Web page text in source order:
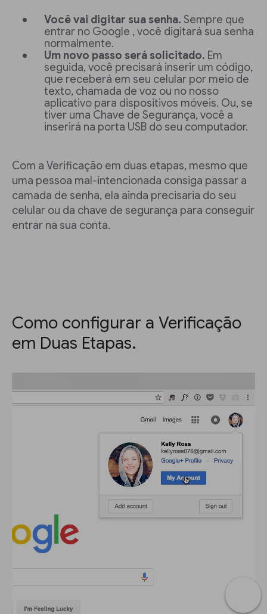
Você vai digitar sua senha. Sempre que
entrar no Google , você digitará sua senha
normalmente.
Um novo passo será solicitado. Em
seguida, você precisará inserir um código,
que receberá em seu celular por meio de
texto, chamada de voz ou no nosso
aplicativo para dispositivos móveis. Ou, se
tiver uma Chave de Segurança, você a
inserirá na porta USB do seu computador.
Com a Verificação em duas etapas, mesmo que
uma pessoa mal-intencionada consiga passar a
camada de senha, ela ainda precisaria do seu
celular ou da chave de segurança para conseguir
entrar na sua conta.
Como configurar a Verificação
em Duas Etapas.